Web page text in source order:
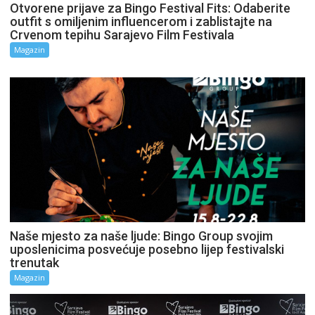
Otvorene prijave za Bingo Festival Fits: Odaberite
outfit s omiljenim influencerom i zablistajte na
Crvenom tepihu Sarajevo Film Festivala
Magazin
Naše mjesto za naše ljude: Bingo Group svojim
uposlenicima posvećuje posebno lijep festivalski
trenutak
Magazin